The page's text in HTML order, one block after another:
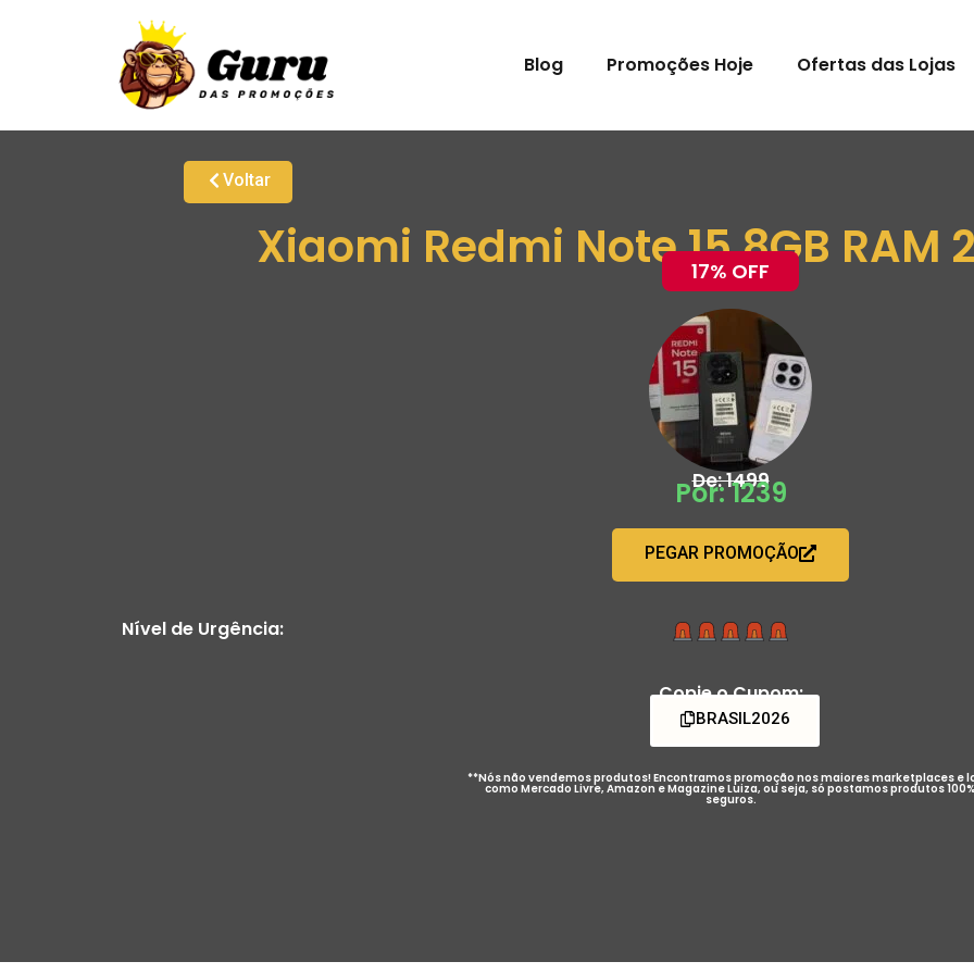
Blog Promoções Hoje Ofertas das Lojas
Voltar
Xiaomi Redmi Note 15 8GB RAM
17% OFF
De: 1499
Por: 1239
PEGAR PROMOÇÃO
Nível de Urgência:
Copie o Cupom:
BRASIL2026
**Nós não vendemos produtos! Encontramos promoção nos maiores marketplaces e
como Mercado Livre, Amazon e Magazine Luiza, ou seja, só postamos produtos 100%
seguros.